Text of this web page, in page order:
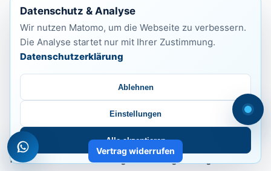
1. Die personenbezogenen Daten sind für die Zwecke,
für die sie
erhoben oder auf sonstige Weise verarbeitet wurden,
notwendig.
2. Sie widerrufen Ihre Einwilligung, auf die sich die
Art. 6 Abs. 1 S. 1 a) DSGVO oder Art. 9 Abs. 2 a)
DSGVO stützte, und es
fehlt an einer anderweitigen Rechtsgrundlage für die
Datenschutz & Analyse
Wir nutzen Matomo, um die Webseite zu verbessern.
Die Analyse startet nur mit Ihrer Zustimmung.
Datenschutzerklärung
Ablehnen
Einstellungen
Alle akzeptieren
Vertrag widerrufen